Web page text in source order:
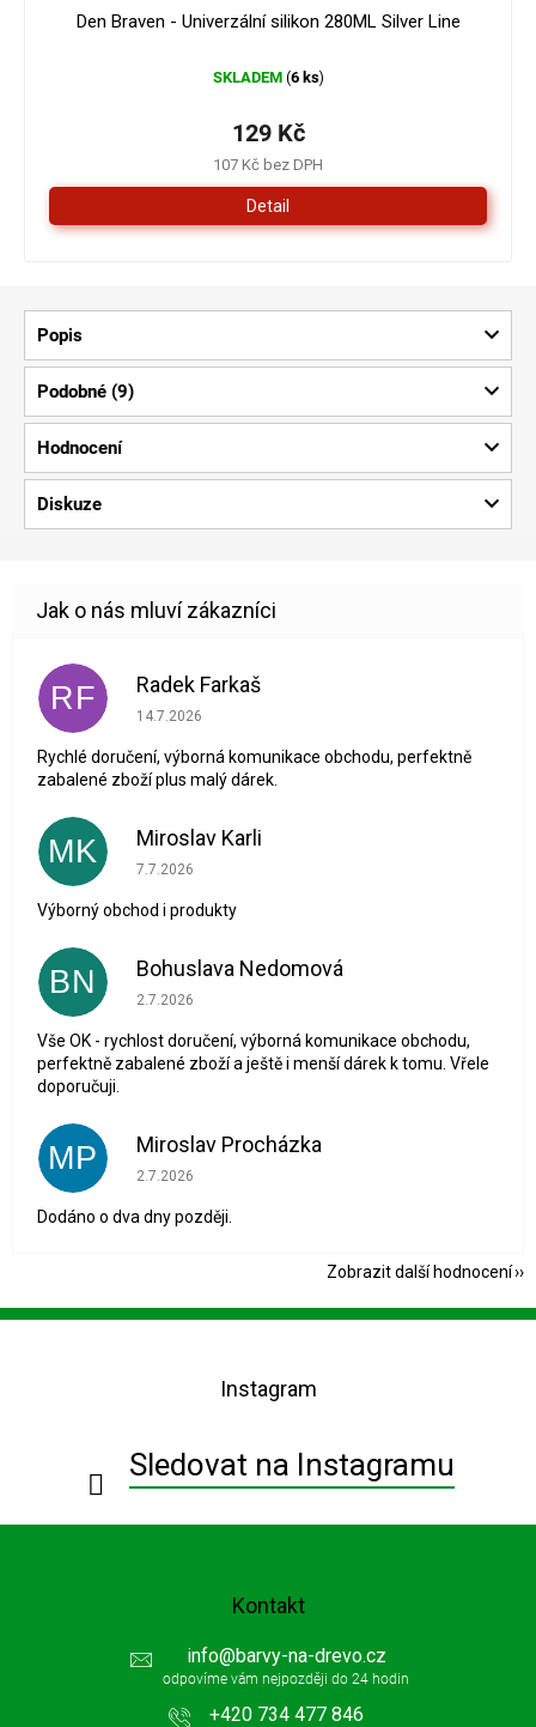
Den Braven - Univerzální silikon 280ML Silver Line
SKLADEM (6 ks)
107 Kč bez DPH
129 Kč
Detail
Popis
Podobné (9)
Hodnocení
Diskuze
RF Radek Farkaš
Hodnocení obchodu je 5 z 5 hvězdiček.
14.7.2026
Rychlé doručení, výborná komunikace obchodu, perfektně
zabalené zboží plus malý dárek.
MK Miroslav Karli
Hodnocení obchodu je 5 z 5 hvězdiček.
7.7.2026
Výborný obchod i produkty
BN Bohuslava Nedomová
Hodnocení obchodu je 5 z 5 hvězdiček.
2.7.2026
Vše OK - rychlost doručení, výborná komunikace obchodu,
perfektně zabalené zboží a ještě i menší dárek k tomu. Vřele
doporučuji.
MP Miroslav Procházka
Hodnocení obchodu je 1 z 5 hvězdiček.
2.7.2026
Dodáno o dva dny později.
Zobrazit další hodnocení
Z
Instagram
Sledovat na Instagramu
Kontakt
info@barvy-na-drevo.cz
+420 734 477 846